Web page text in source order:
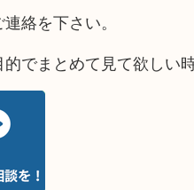
絡を下さい。
でまとめて見て欲しい